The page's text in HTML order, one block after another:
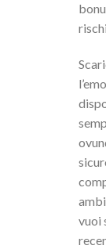
vuoi